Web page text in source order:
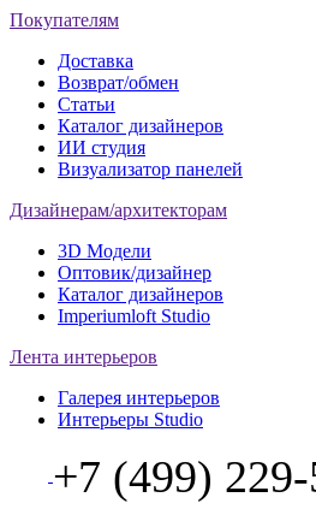
Покупателям
Доставка
Возврат/обмен
Статьи
Каталог дизайнеров
ИИ студия
Визуализатор панелей
Дизайнерам/архитекторам
3D Модели
Оптовик/дизайнер
Каталог дизайнеров
Imperiumloft Studio
Лента интерьеров
Галерея интерьеров
Интерьеры Studio
+7 (499)